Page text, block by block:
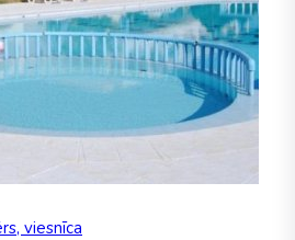
viesnīca